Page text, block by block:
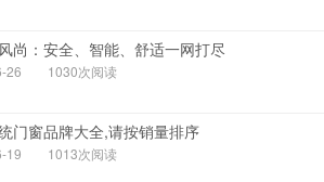
尚：安全、智能、舒适一网打尽
26 1030次阅读
门窗品牌大全,请按销量排序
19 1013次阅读